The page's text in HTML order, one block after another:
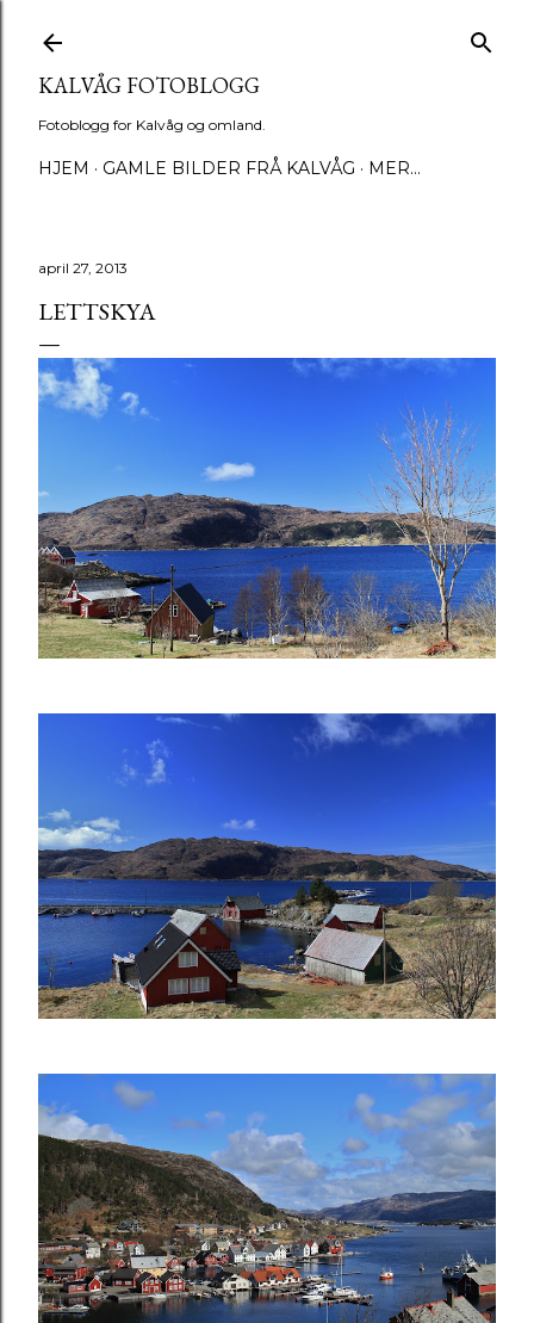
KALVÅG FOTOBLOGG
Fotoblogg for Kalvåg og omland.
HJEM GAMLE BILDER FRÅ KALVÅG MER…
april 27, 2013
LETTSKYA